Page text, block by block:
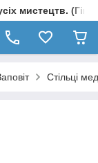
мистецтв.
Стільці